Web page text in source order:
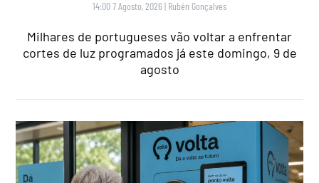
14:00 7 Agosto, 2026 | Rubén Gonçalves
Milhares de portugueses vão voltar a enfrentar
cortes de luz programados já este domingo, 9 de
agosto